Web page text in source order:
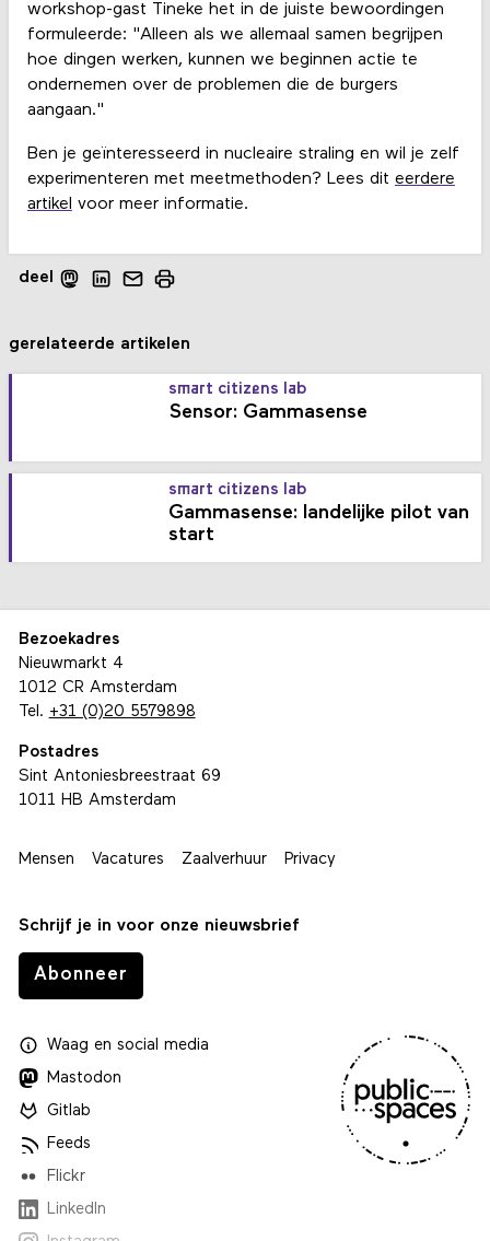
workshop-gast Tineke het in de juiste bewoordingen
formuleerde: "Alleen als we allemaal samen begrijpen
hoe dingen werken, kunnen we beginnen actie te
ondernemen over de problemen die de burgers
aangaan."
Ben je geïnteresseerd in nucleaire straling en wil je zelf
experimenteren met meetmethoden? Lees dit eerdere
artikel voor meer informatie.
deel
gerelateerde artikelen
smart citizens lab
Sensor: Gammasense
smart citizens lab
Gammasense: landelijke pilot van
start
Bezoekadres
Nieuwmarkt 4
1012 CR Amsterdam
Tel. +31 (0)20 5579898
Postadres
Sint Antoniesbreestraat 69
1011 HB Amsterdam
Mensen Vacatures Zaalverhuur Privacy
Schrijf je in voor onze nieuwsbrief
Abonneer
Waagen social media
Mastodon
Gitlab
Feeds
Flickr
LinkedIn